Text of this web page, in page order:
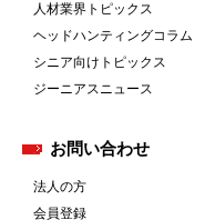
人材業界トピックス
ヘッドハンティングコラム
シニア向けトピックス
ジーニアスニュース
お問い合わせ
法人の方
会員登録